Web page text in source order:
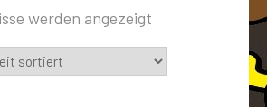
werden angezeigt